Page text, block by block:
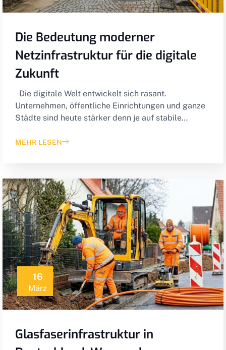
Die Bedeutung moderner
Netzinfrastruktur für die digitale
Zukunft
Die digitale Welt entwickelt sich rasant.
Unternehmen, öffentliche Einrichtungen und ganze
Städte sind heute stärker denn je auf stabile…
MEHR LESEN
16
März
Glasfaserinfrastruktur in